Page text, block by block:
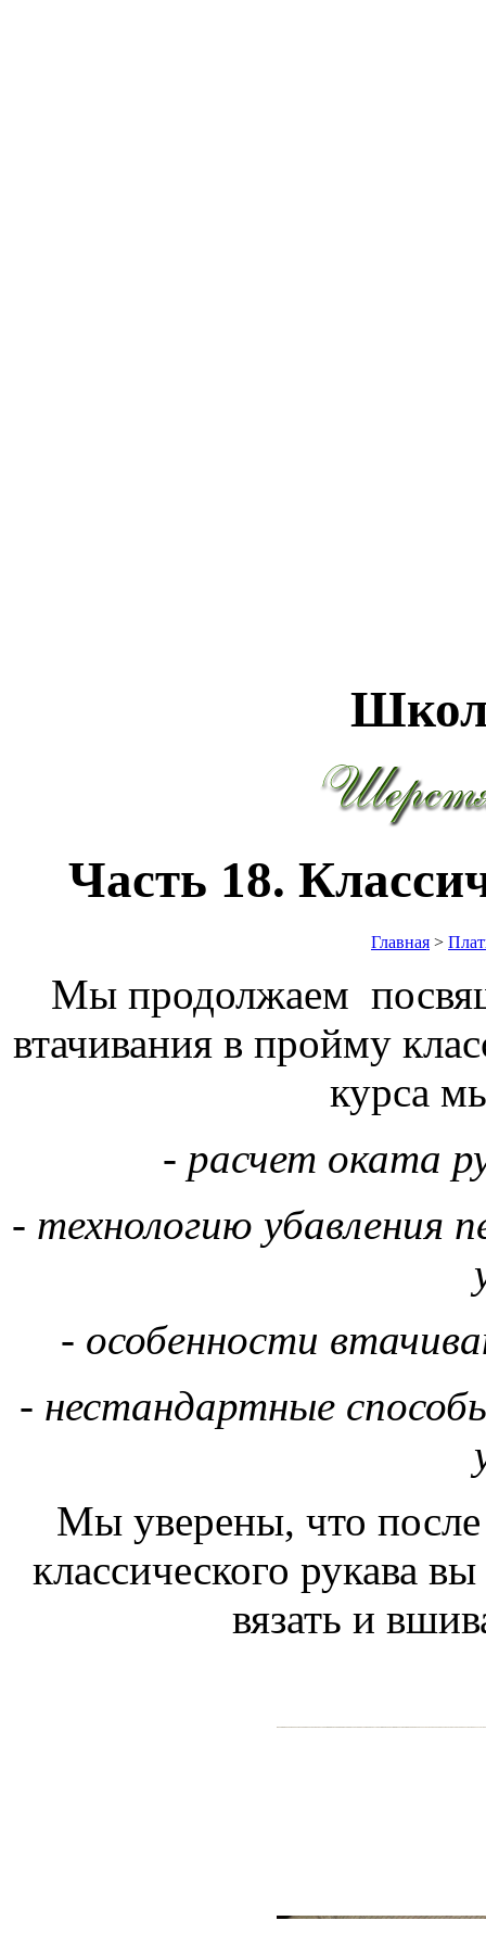
Часть 18.
Главная >
Мы продолжаем
втачивания в пройму
курса
- расчет оката
- технологию убавления
- особенности
- нестандартные
Мы уверены, что
классического рукава
вязать и